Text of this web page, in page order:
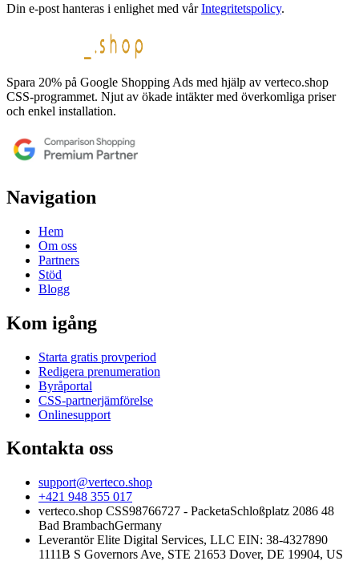
Din e-post hanteras i enlighet med vårIntegritetspolicy.
Spara 20% på Google Shopping Ads med hjälp av verteco.shop
CSS-programmet. Njut av ökade intäkter med överkomliga priser
och enkel installation.
Navigation
Hem
Om oss
Partners
Stöd
Blogg
Kom igång
Starta gratis provperiod
Redigera prenumeration
Byråportal
CSS-partnerjämförelse
Onlinesupport
Kontakta oss
support@verteco.shop
+421 948 355 017
verteco.shop CSS98766727 - PacketaSchloßplatz 2086 48
Bad BrambachGermany
Leverantör Elite Digital Services, LLC EIN: 38-4327890
1111B S Governors Ave, STE 21653 Dover, DE 19904, US